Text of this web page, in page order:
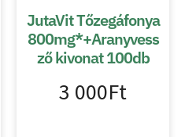
JutaVit Tőzegáfonya
800mg*+Aranyvess
ző kivonat 100db
3 000Ft